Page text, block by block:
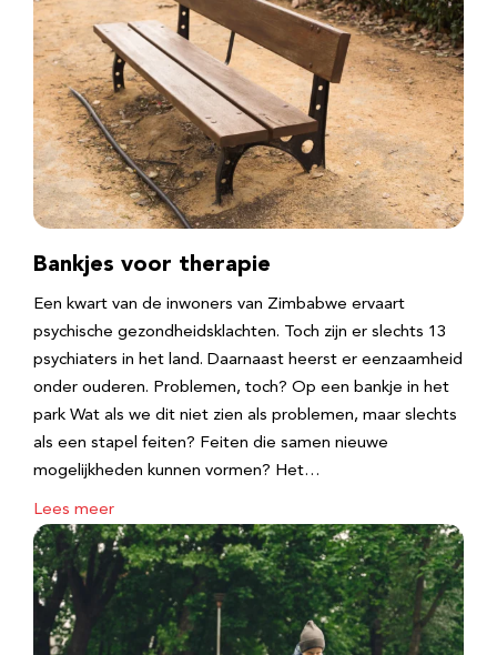
Bankjes voor therapie
Een kwart van de inwoners van Zimbabwe ervaart
psychische gezondheidsklachten. Toch zijn er slechts 13
psychiaters in het land. Daarnaast heerst er eenzaamheid
onder ouderen. Problemen, toch? Op een bankje in het
park Wat als we dit niet zien als problemen, maar slechts
als een stapel feiten? Feiten die samen nieuwe
mogelijkheden kunnen vormen? Het…
Lees meer